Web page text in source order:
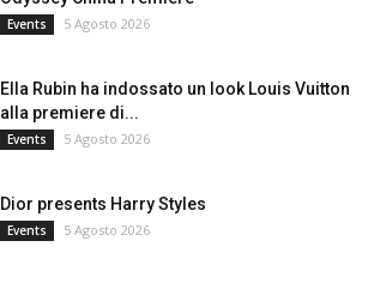
Events 5 Agosto 2026
Ella Rubin ha indossato un look Louis Vuitton
alla premiere di...
Events 5 Agosto 2026
Dior presents Harry Styles
Events 5 Agosto 2026